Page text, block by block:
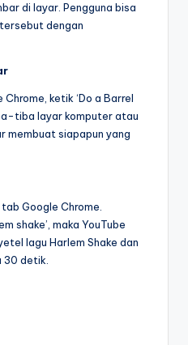
di layar. Pengguna bisa
dengan
ketik ‘Do a Barrel
tiba layar komputer atau
siapapun yang
Google Chrome.
shake’, maka YouTube
lagu Harlem Shake dan
30 detik.